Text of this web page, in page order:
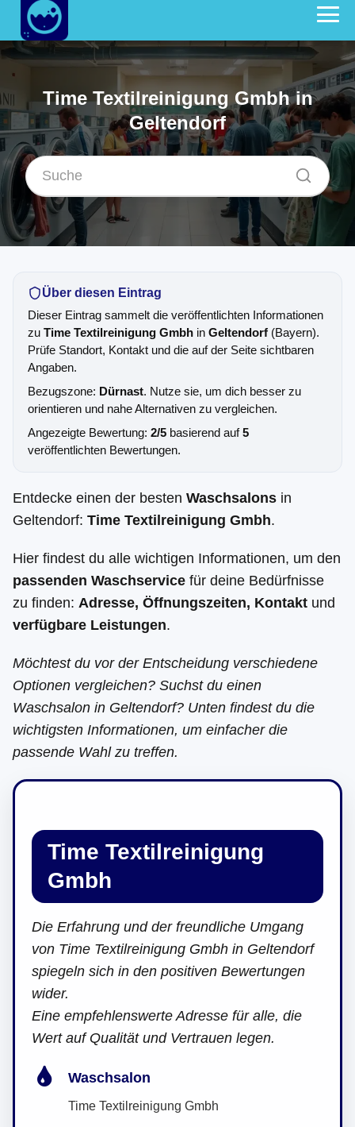
Time Textilreinigung Gmbh in
Geltendorf
Über diesen Eintrag
Dieser Eintrag sammelt die veröffentlichten Informationen
zu Time Textilreinigung Gmbh in Geltendorf (Bayern).
Prüfe Standort, Kontakt und die auf der Seite sichtbaren
Angaben.
Bezugszone: Dürnast. Nutze sie, um dich besser zu
orientieren und nahe Alternativen zu vergleichen.
Angezeigte Bewertung: 2/5 basierend auf5
veröffentlichten Bewertungen.
Entdecke einen der besten Waschsalons in
Geltendorf: Time Textilreinigung Gmbh.
Hier findest du alle wichtigen Informationen, um den
passenden Waschservice für deine Bedürfnisse
zu finden: Adresse, Öffnungszeiten, Kontakt und
verfügbare Leistungen.
Möchtest du vor der Entscheidung verschiedene
Optionen vergleichen? Suchst du einen
Waschsalon in Geltendorf? Unten findest du die
wichtigsten Informationen, um einfacher die
passende Wahl zu treffen.
Time Textilreinigung
Gmbh
Die Erfahrung und der freundliche Umgang
von Time Textilreinigung Gmbh in Geltendorf
spiegeln sich in den positiven Bewertungen
wider.
Eine empfehlenswerte Adresse für alle, die
Wert auf Qualität und Vertrauen legen.
Waschsalon
Time Textilreinigung Gmbh